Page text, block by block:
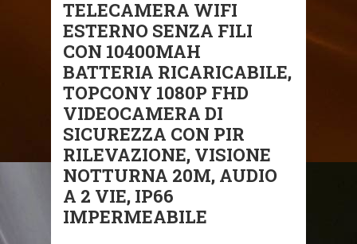
TELECAMERA WIFI
ESTERNO SENZA FILI
CON 10400MAH
BATTERIA RICARICABILE,
TOPCONY 1080P FHD
VIDEOCAMERA DI
SICUREZZA CON PIR
RILEVAZIONE, VISIONE
NOTTURNA 20M, AUDIO
A 2 VIE, IP66
IMPERMEABILE